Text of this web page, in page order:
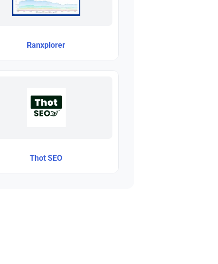
Ranxplorer
Thot SEO